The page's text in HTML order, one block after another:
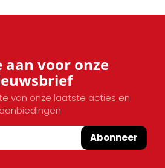
aan voor onze
van onze laatste acties en
aanbiedingen
Abonneer